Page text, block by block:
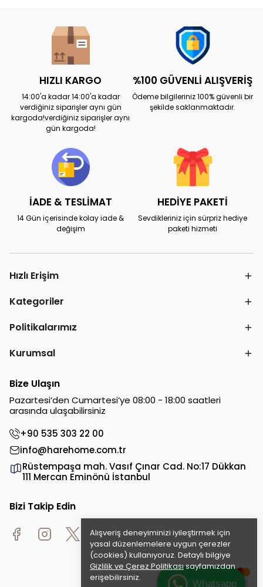
Alışveriş deneyiminizi iyileştirmek için
yasal düzenlemelere uygun çerezler
(cookies) kullanıyoruz. Detaylı bilgiye
Gizlilik ve Çerez Politikasısayfamızdan
erişebilirsiniz.
HIZLI KARGO
14:00'a kadar 14:00'a kadar
verdiğiniz siparişler aynı gün
kargoda!verdiğiniz siparişler aynı
gün kargoda!
%100 GÜVENLİ ALIŞVERİŞ
Ödeme bilgileriniz 100% güvenli bir
şekilde saklanmaktadır.
İADE & TESLİMAT
14 Gün içerisinde kolay iade &
değişim
HEDİYE PAKETİ
Sevdikleriniz için sürpriz hediye
paketi hizmeti
Hızlı Erişim
Kategoriler
Politikalarımız
Kurumsal
Bize Ulaşın
Pazartesi’den Cumartesi’ye 08:00 - 18:00 saatleri
arasında ulaşabilirsiniz
+90 535 303 22 00
info@harehome.com.tr
Rüstempaşa mah. Vasıf Çınar Cad. No:17 Dükkan
111 Mercan Eminönü İstanbul
Bizi Takip Edin
Whatsapp